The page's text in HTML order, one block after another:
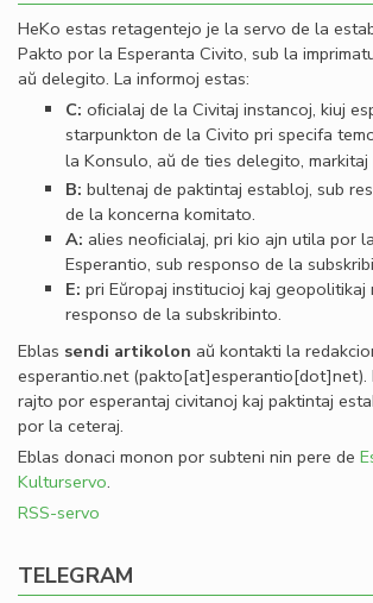
HeKo estas retagentejo je la servo de la
Pakto por la Esperanta Civito, sub la
aŭ delegito. La informoj estas:
C: oﬁcialaj de la Civitaj instancoj, kiuj
starpunkton de la Civito pri specifa
la Konsulo, aŭ de ties delegito,
B: bultenaj de paktintaj establoj, sub
de la koncerna komitato.
A: alies neoﬁcialaj, pri kio ajn utila por
Esperantio, sub responso de la
E: pri Eŭropaj institucioj kaj geopolitikaj
responso de la subskribinto.
Eblas sendi artikolon aŭ kontakti la
esperantio.net(pakto[at]esperantio[dot]net).
rajto por esperantaj civitanoj kaj paktintaj
por la ceteraj.
Eblas donaci monon por subteni nin pere de
Kulturservo.
RSS-servo
TELEGRAM